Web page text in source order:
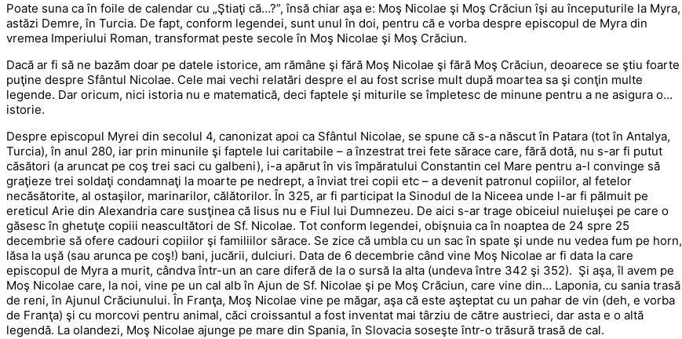
Poate suna ca în foile de calendar cu „Ştiaţi că…?”, însă chiar aşa e: Moş Nicolae şi Moş Crăciun îşi au începuturile la Myra,
astăzi Demre, în Turcia. De fapt, conform legendei, sunt unul în doi, pentru că e vorba despre episcopul de Myra din
vremea Imperiului Roman, transformat peste secole în Moş Nicolae şi Moş Crăciun.
Dacă ar fi să ne bazăm doar pe datele istorice, am rămâne şi fără Moş Nicolae şi fără Moş Crăciun, deoarece se ştiu foarte
puţine despre Sfântul Nicolae. Cele mai vechi relatări despre el au fost scrise mult după moartea sa şi conţin multe
legende. Dar oricum, nici istoria nu e matematică, deci faptele şi miturile se împletesc de minune pentru a ne asigura o…
istorie.
Despre episcopul Myrei din secolul 4, canonizat apoi ca Sfântul Nicolae, se spune că s-a născut în Patara (tot în Antalya,
Turcia), în anul 280, iar prin minunile şi faptele lui caritabile – a înzestrat trei fete sărace care, fără dotă, nu s-ar fi putut
căsători (a aruncat pe coş trei saci cu galbeni), i-a apărut în vis împăratului Constantin cel Mare pentru a-l convinge să
graţieze trei soldaţi condamnaţi la moarte pe nedrept, a înviat trei copii etc – a devenit patronul copiilor, al fetelor
necăsătorite, al ostaşilor, marinarilor, călătorilor. În 325, ar fi participat la Sinodul de la Niceea unde l-ar fi pălmuit pe
ereticul Arie din Alexandria care susţinea că Iisus nu e Fiul lui Dumnezeu. De aici s-ar trage obiceiul nuieluşei pe care o
găsesc în ghetuţe copiii neascultători de Sf. Nicolae. Tot conform legendei, obişnuia ca în noaptea de 24 spre 25
decembrie să ofere cadouri copiilor şi familiilor sărace. Se zice că umbla cu un sac în spate şi unde nu vedea fum pe horn,
lăsa la uşă (sau arunca pe coş!) bani, jucării, dulciuri. Data de 6 decembrie când vine Moş Nicolae ar fi data la care
episcopul de Myra a murit, cândva într-un an care diferă de la o sursă la alta (undeva între 342 şi 352). Şi aşa, îl avem pe
Moş Nicolae care, la noi, vine pe un cal alb în Ajun de Sf. Nicolae şi pe Moş Crăciun, care vine din… Laponia, cu sania trasă
de reni, în Ajunul Crăciunului. În Franţa, Moş Nicolae vine pe măgar, aşa că este aşteptat cu un pahar de vin (deh, e vorba
de Franţa) şi cu morcovi pentru animal, căci croissantul a fost inventat mai târziu de către austrieci, dar asta e o altă
legendă. La olandezi, Moş Nicolae ajunge pe mare din Spania, în Slovacia soseşte într-o trăsură trasă de cal.